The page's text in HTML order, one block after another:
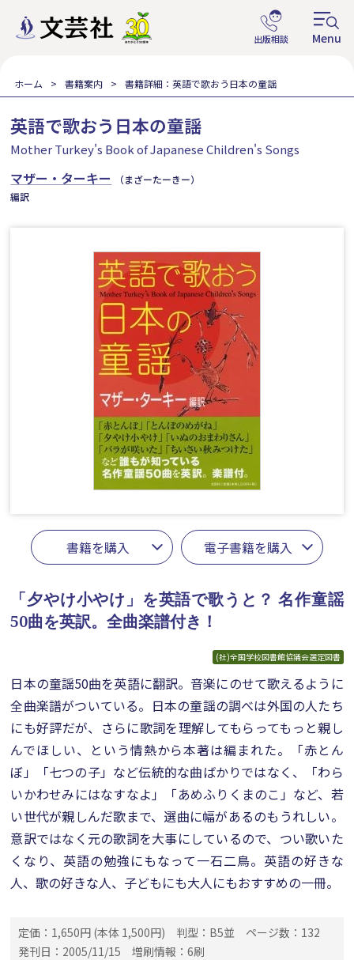
ホーム 書籍案内 書籍詳細：英語で歌おう日本の童謡
英語で歌おう日本の童謡
Mother Turkey's Book of Japanese Children's Songs
マザー・ターキー
（まざーたーきー）
編訳
書籍を購入 電子書籍を購入
「夕やけ小やけ」を英語で歌うと？ 名作童謡
50曲を英訳。全曲楽譜付き！
(社)全国学校図書館協議会選定図書
日本の童謡50曲を英語に翻訳。音楽にのせて歌えるように
全曲楽譜がついている。日本の童謡の調べは外国の人たち
にも好評だが、さらに歌詞を理解してもらってもっと親し
んでほしい、という情熱から本著は編まれた。「赤とん
ぼ」「七つの子」など伝統的な曲ばかりではなく、「わら
いかわせみにはなすなよ」「あめふりくまのこ」など、若
い世代が親しんだ歌まで、選曲に幅があるのもうれしい。
意訳ではなく元の歌詞を大事にしているので、つい歌いた
くなり、英語の勉強にもなって一石二鳥。英語の好きな
人、歌の好きな人、子どもにも大人にもおすすめの一冊。
定価：1,650円 (本体 1,500円) 判型：B5並
ページ数：132
発刊日：2005/11/15
増刷情報：6刷